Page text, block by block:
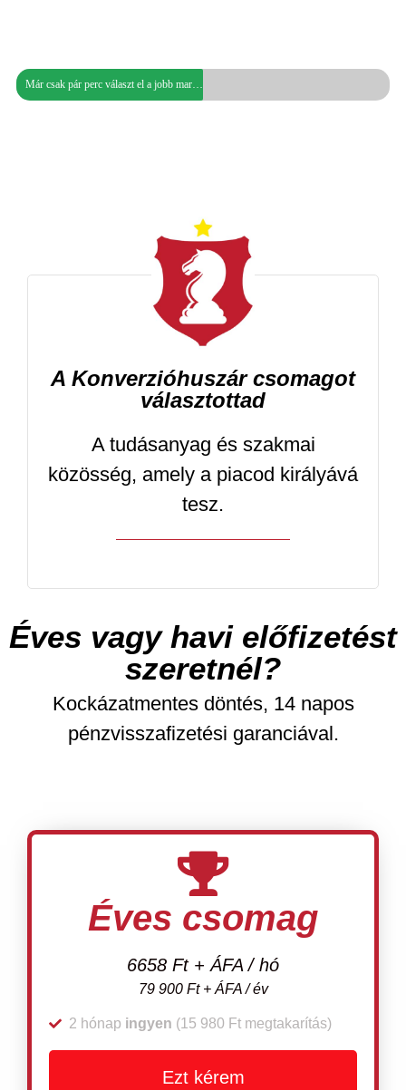
Már csak pár perc választ el a jobb marketingtől...
A Konverzióhuszár csomagot
választottad
A tudásanyag és szakmai
közösség, amely a piacod királyává
tesz.
Éves vagy havi előfizetést
szeretnél?
Kockázatmentes döntés, 14 napos
pénzvisszafizetési garanciával.
Éves csomag
6658 Ft + ÁFA / hó
79 900 Ft + ÁFA / év
2 hónap ingyen (15 980 Ft megtakarítás)
Ezt kérem